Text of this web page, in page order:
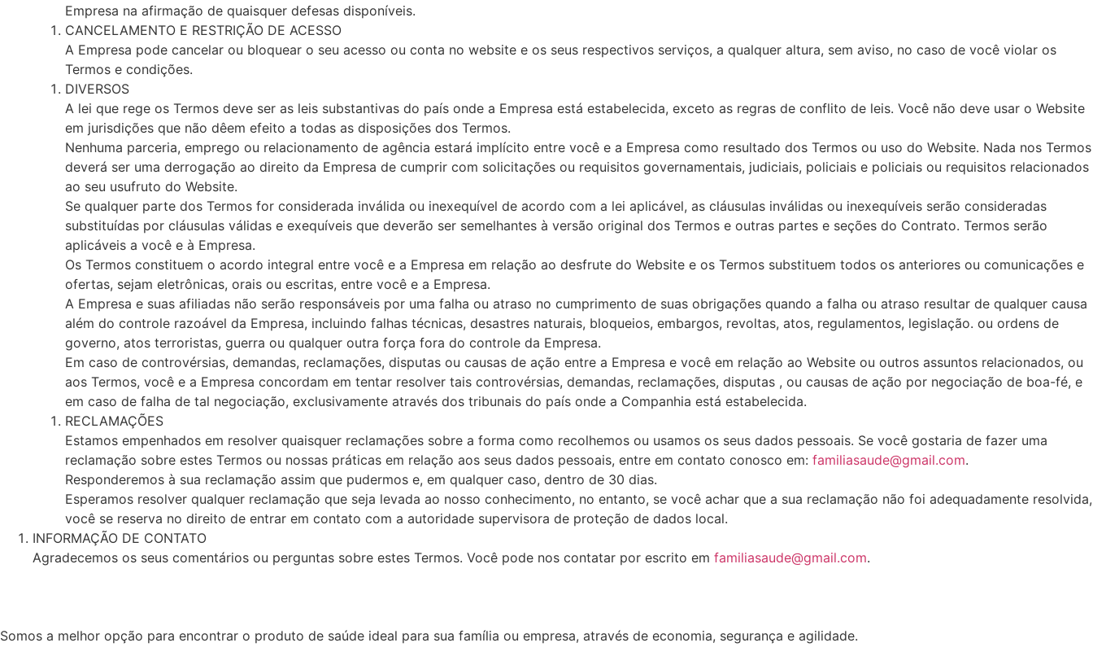
Empresa na afirmação de quaisquer defesas disponíveis.
CANCELAMENTO E RESTRIÇÃO DE ACESSO
A Empresa pode cancelar ou bloquear o seu acesso ou conta no website e os seus respectivos serviços, a qualquer altura, sem aviso, no caso de você violar os
Termos e condições.
DIVERSOS
A lei que rege os Termos deve ser as leis substantivas do país onde a Empresa está estabelecida, exceto as regras de conflito de leis. Você não deve usar o Website
em jurisdições que não dêem efeito a todas as disposições dos Termos.
Nenhuma parceria, emprego ou relacionamento de agência estará implícito entre você e a Empresa como resultado dos Termos ou uso do Website. Nada nos Termos
deverá ser uma derrogação ao direito da Empresa de cumprir com solicitações ou requisitos governamentais, judiciais, policiais e policiais ou requisitos relacionados
ao seu usufruto do Website.
Se qualquer parte dos Termos for considerada inválida ou inexequível de acordo com a lei aplicável, as cláusulas inválidas ou inexequíveis serão consideradas
substituídas por cláusulas válidas e exequíveis que deverão ser semelhantes à versão original dos Termos e outras partes e seções do Contrato. Termos serão
aplicáveis a você e à Empresa.
Os Termos constituem o acordo integral entre você e a Empresa em relação ao desfrute do Website e os Termos substituem todos os anteriores ou comunicações e
ofertas, sejam eletrônicas, orais ou escritas, entre você e a Empresa.
A Empresa e suas afiliadas não serão responsáveis por uma falha ou atraso no cumprimento de suas obrigações quando a falha ou atraso resultar de qualquer causa
além do controle razoável da Empresa, incluindo falhas técnicas, desastres naturais, bloqueios, embargos, revoltas, atos, regulamentos, legislação. ou ordens de
governo, atos terroristas, guerra ou qualquer outra força fora do controle da Empresa.
Em caso de controvérsias, demandas, reclamações, disputas ou causas de ação entre a Empresa e você em relação ao Website ou outros assuntos relacionados, ou
aos Termos, você e a Empresa concordam em tentar resolver tais controvérsias, demandas, reclamações, disputas , ou causas de ação por negociação de boa-fé, e
em caso de falha de tal negociação, exclusivamente através dos tribunais do país onde a Companhia está estabelecida.
RECLAMAÇÕES
Estamos empenhados em resolver quaisquer reclamações sobre a forma como recolhemos ou usamos os seus dados pessoais. Se você gostaria de fazer uma
reclamação sobre estes Termos ou nossas práticas em relação aos seus dados pessoais, entre em contato conosco em: familiasaude@gmail.com.
Responderemos à sua reclamação assim que pudermos e, em qualquer caso, dentro de 30 dias.
Esperamos resolver qualquer reclamação que seja levada ao nosso conhecimento, no entanto, se você achar que a sua reclamação não foi adequadamente resolvida,
você se reserva no direito de entrar em contato com a autoridade supervisora de proteção de dados local.
INFORMAÇÃO DE CONTATO
Agradecemos os seus comentários ou perguntas sobre estes Termos. Você pode nos contatar por escrito em familiasaude@gmail.com.
Somos a melhor opção para encontrar o produto de saúde ideal para sua família ou empresa, através de economia, segurança e agilidade.